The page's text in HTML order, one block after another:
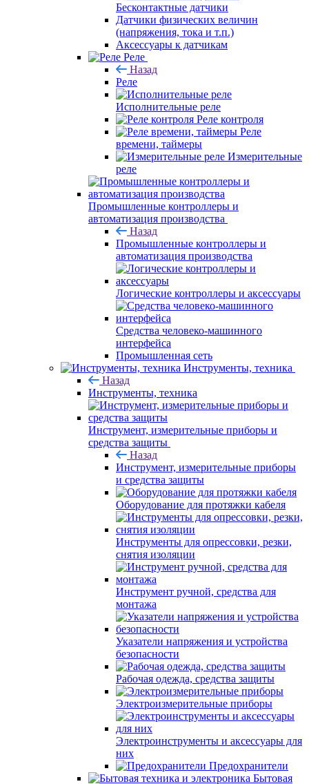
Бесконтактные датчики
Датчики физических величин
(напряжения, тока и т.п.)
Аксессуары к датчикам
Реле
Назад
Реле
Исполнительные реле
Реле контроля
Реле
времени, таймеры
Измерительные
реле
Промышленные контроллеры и
автоматизация производства
Назад
Промышленные контроллеры и
автоматизация производства
Логические контроллеры и аксессуары
Средства человеко-машинного
интерфейса
Промышленная сеть
Инструменты, техника
Назад
Инструменты, техника
Инструмент, измерительные приборы и
средства защиты
Назад
Инструмент, измерительные приборы
и средства защиты
Оборудование для протяжки кабеля
Инструменты для опрессовки, резки,
снятия изоляции
Инструмент ручной, средства для
монтажа
Указатели напряжения и устройства
безопасности
Рабочая одежда, средства защиты
Электроизмерительные приборы
Электроинструменты и аксессуары для
них
Предохранители
Бытовая